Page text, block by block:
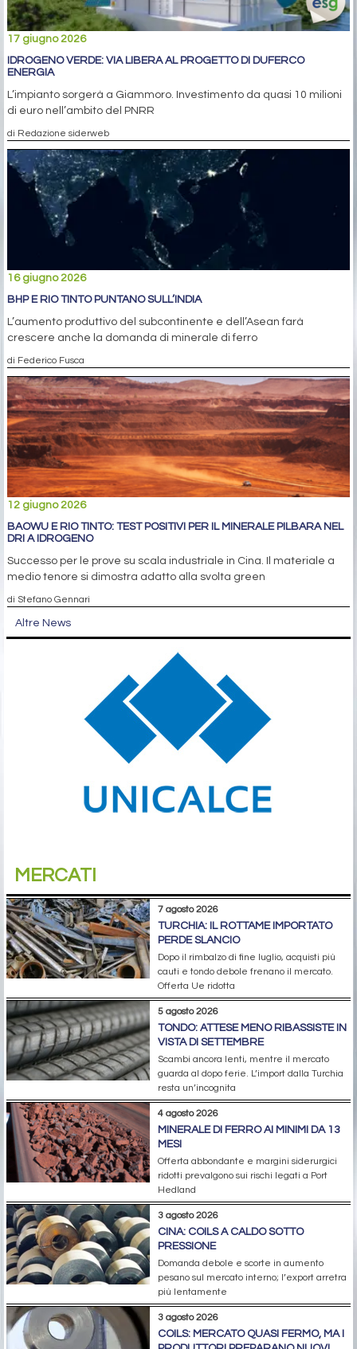
17 giugno 2026
IDROGENO VERDE: VIA LIBERA AL PROGETTO DI DUFERCO
ENERGIA
L’impianto sorgerà a Giammoro. Investimento da quasi 10 milioni
di euro nell’ambito del PNRR
di Redazione siderweb
16 giugno 2026
BHP E RIO TINTO PUNTANO SULL’INDIA
L’aumento produttivo del subcontinente e dell’Asean farà
crescere anche la domanda di minerale di ferro
di Federico Fusca
12 giugno 2026
BAOWU E RIO TINTO: TEST POSITIVI PER IL MINERALE PILBARA NEL
DRI A IDROGENO
Successo per le prove su scala industriale in Cina. Il materiale a
medio tenore si dimostra adatto alla svolta green
di Stefano Gennari
Altre News
MERCATI
7 agosto 2026
TURCHIA: IL ROTTAME IMPORTATO
PERDE SLANCIO
Dopo il rimbalzo di fine luglio, acquisti più
cauti e tondo debole frenano il mercato.
Offerta Ue ridotta
5 agosto 2026
TONDO: ATTESE MENO RIBASSISTE IN
VISTA DI SETTEMBRE
Scambi ancora lenti, mentre il mercato
guarda al dopo ferie. L’import dalla Turchia
resta un’incognita
4 agosto 2026
MINERALE DI FERRO AI MINIMI DA 13
MESI
Offerta abbondante e margini siderurgici
ridotti prevalgono sui rischi legati a Port
Hedland
3 agosto 2026
CINA: COILS A CALDO SOTTO
PRESSIONE
Domanda debole e scorte in aumento
pesano sul mercato interno; l’export arretra
più lentamente
3 agosto 2026
COILS: MERCATO QUASI FERMO, MA I